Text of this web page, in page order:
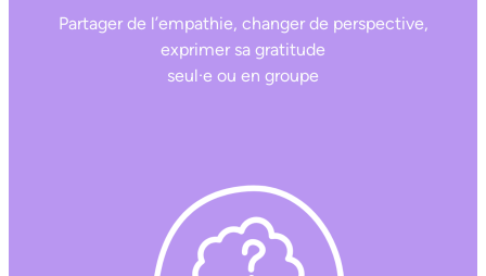
Partager de l’empathie, changer de perspective,
exprimer sa gratitude
seul·e ou en groupe